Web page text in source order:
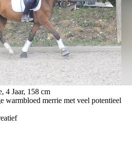
4 Jaar, 158 cm
warmbloed merrie met veel potentieel